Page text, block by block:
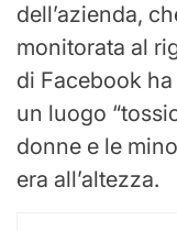
dell’azienda,
monitorata al
di Facebook
un luogo
donne e le
era all’altezza.